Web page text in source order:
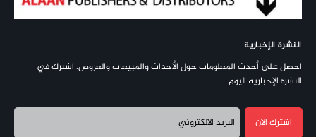
النشرة الإخبارية
احصل على أحدث المعلومات حول الأحداث والمبيعات والعروض. اشترك في
النشرة الإخبارية اليوم